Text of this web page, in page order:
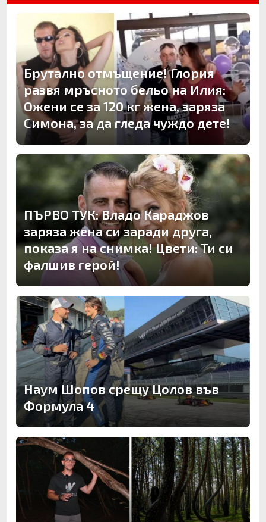
Брутално отмъщение! Глория
развя мръсното бельо на Илия:
Ожени се за 120 кг жена, заряза
Симона, за да гледа чуждо дете!
ПЪРВО ТУК: Владо Караджов
заряза жена си заради друга,
показа я на снимка! Цвети: Ти си
фалшив герой!
Наум Шопов срещу Цолов във
Формула 4